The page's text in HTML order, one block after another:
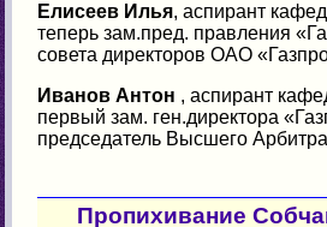
Елисеев Илья, аспирант
теперь зам.пред. правления
совета директоров ОАО
Иванов Антон , аспирант
первый зам. ген.директора
председатель Высшего
Пропихивание